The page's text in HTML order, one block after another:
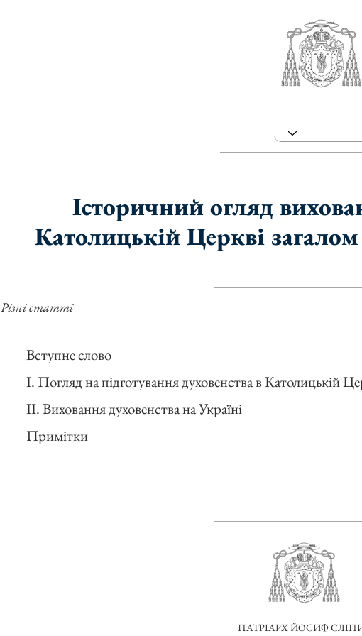
Історичний огляд
Католицькій Церкві
Різні статті
Вступне слово
I. Погляд на підготування духовенства в Католицькій
ІІ. Виховання духовенства на Україні
Примітки
ПАТРІАРХ ЙОСИФ